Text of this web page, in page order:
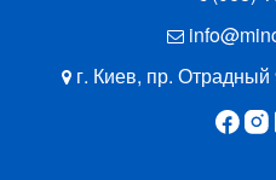
г. Киев, пр.